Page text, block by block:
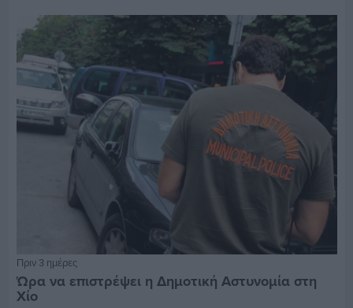
Πριν 3 ημέρες
Ώρα να επιστρέψει η Δημοτική Αστυνομία στη
Χίο